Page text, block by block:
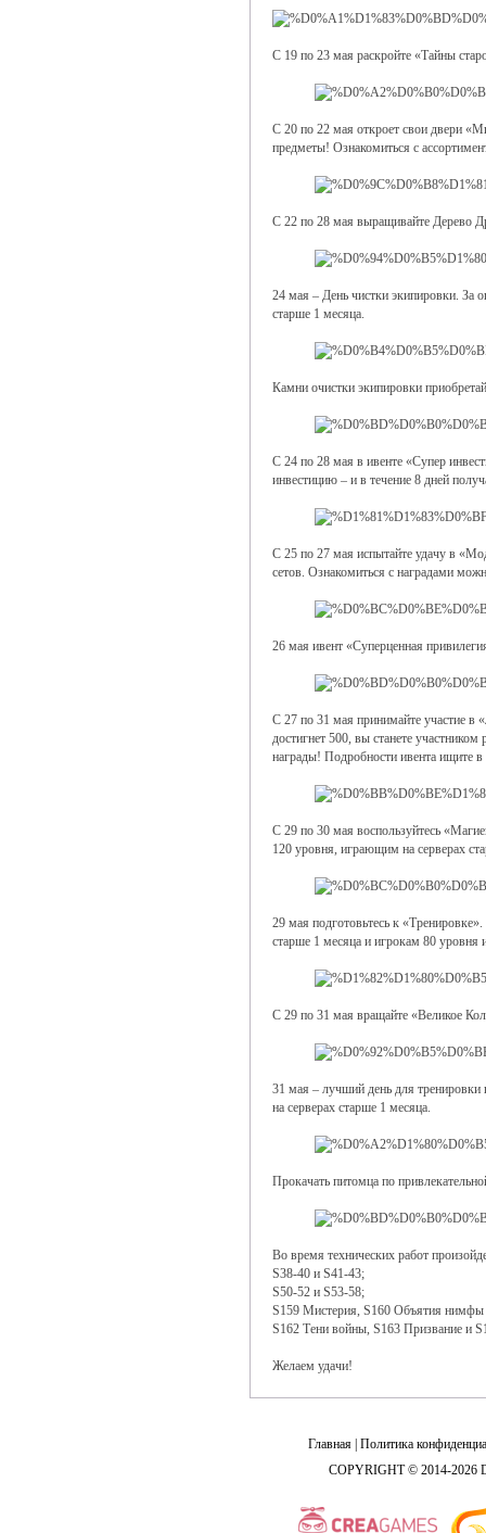
С 19 по 23 мая раскройте «Тайны
С 20 по 22 мая откроет свои двери
предметы! Ознакомиться с
С 22 по 28 мая выращивайте Дерево
24 мая – День чистки экипировки. За
старше 1 месяца.
Камни очистки экипировки
С 24 по 28 мая в ивенте «Супер
инвестицию – и в течение 8 дней
С 25 по 27 мая испытайте удачу в
сетов. Ознакомиться с наградами
26 мая ивент «Суперценная
С 27 по 31 мая принимайте участие в
достигнет 500, вы станете
награды! Подробности ивента ищите в
С 29 по 30 мая воспользуйтесь
120 уровня, играющим на серверах
29 мая подготовьтесь к
старше 1 месяца и игрокам 80
С 29 по 31 мая вращайте «Великое
31 мая – лучший день для тренировки
на серверах старше 1 месяца.
Прокачать питомца по
Во время технических работ
S38-40 и S41-43;
S50-52 и S53-58;
S159 Мистерия, S160 Объятия нимфы
S162 Тени войны, S163 Призвание и
Желаем удачи!
Главная Политика
COPYRIGHT © 2014-2026